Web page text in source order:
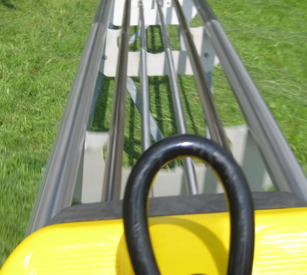
Der Freizeitspaß für die ganze Familie
Unsere Ganzjahresbobbahn ist mit ihren vielen
Steilkurven und Wellen zusammen mit dem
Bungee-Trampolin das ideale Ausflugsziel für die
ganze
Familie! Die Komfortschlitten mit Rückenlehne
laufen auf spurgeführten Edelstahlrohren und
sind somit vollkommen entgleisungssicher mit
den Schienen verbunden. Über Bremsen am Bob
kann die Geschwindigkeit selbständig bestimmt
werden.(Quelle Bobbahn Donnstetten)
Copyright: Fotografie Sascha Effertz /ezdesign
ZUR WEBSEITE